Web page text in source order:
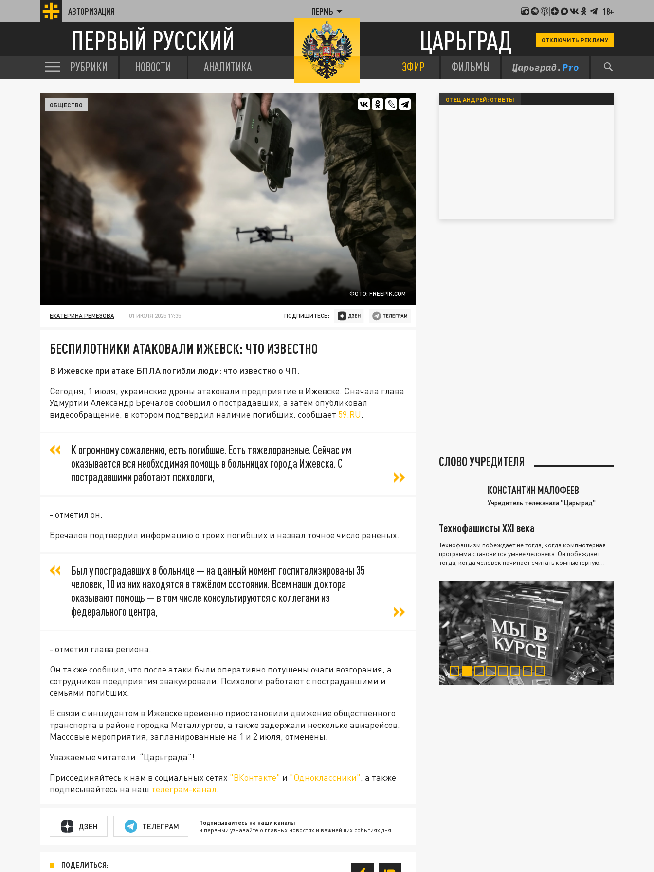
АВТОРИЗАЦИЯ ПЕРМЬ 18+
ПЕРВЫЙ РУССКИЙ ЦАРЬГРАД ОТКЛЮЧИТЬ РЕКЛАМУ
РУБРИКИ НОВОСТИ АНАЛИТИКА ЭФИР ФИЛЬМЫ
ФОТО: FREEPIK.COM
ОБЩЕСТВО
ЕКАТЕРИНА РЕМЕЗОВА 01 ИЮЛЯ 2025 17:35 ПОДПИШИТЕСЬ:
БЕСПИЛОТНИКИ АТАКОВАЛИ ИЖЕВСК: ЧТО ИЗВЕСТНО
В Ижевске при атаке БПЛА погибли люди: что известно о ЧП.
Сегодня, 1 июля, украинские дроны атаковали предприятие в Ижевске. Сначала глава
Удмуртии Александр Бречалов сообщил о пострадавших, а затем опубликовал
видеообращение, в котором подтвердил наличие погибших, сообщает 59.RU.
К огромному сожалению, есть погибшие. Есть тяжелораненые. Сейчас им
оказывается вся необходимая помощь в больницах города Ижевска. С
пострадавшими работают психологи,
- отметил он.
Бречалов подтвердил информацию о троих погибших и назвал точное число раненых.
Был у пострадавших в больнице — на данный момент госпитализированы 35
человек, 10 из них находятся в тяжёлом состоянии. Всем наши доктора
оказывают помощь — в том числе консультируются с коллегами из
федерального центра,
- отметил глава региона.
Он также сообщил, что после атаки были оперативно потушены очаги возгорания, а
сотрудников предприятия эвакуировали. Психологи работают с пострадавшими и
семьями погибших.
В связи с инцидентом в Ижевске временно приостановили движение общественного
транспорта в районе городка Металлургов, а также задержали несколько авиарейсов.
Массовые мероприятия, запланированные на 1 и 2 июля, отменены.
Уважаемые читатели “Царьграда”!
Присоединяйтесь к нам в социальных сетях "ВКонтакте" и "Одноклассники", а также
подписывайтесь на наш телеграм-канал.
ДЗЕН ТЕЛЕГРАМ Подписывайтесь на наши каналы
и первыми узнавайте о главных новостях и важнейших событиях дня.
ПОДЕЛИТЬСЯ:
ОТЕЦ АНДРЕЙ: ОТВЕТЫ
СЛОВО УЧРЕДИТЕЛЯ
КОНСТАНТИН МАЛОФЕЕВ
Учредитель телеканала "Царьград"
Технофашисты XXI века
Технофашизм побеждает не тогда, когда компьютерная
программа становится умнее человека. Он побеждает
тогда, когда человек начинает считать компьютерную